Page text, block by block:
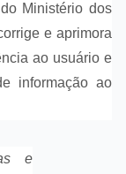
Ministério dos
e aprimora
ao usuário e
informação ao
e